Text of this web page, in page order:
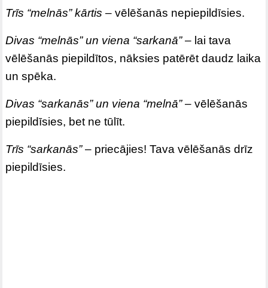
Trīs “melnās” kārtis – vēlēšanās nepiepildīsies.
Divas “melnās” un viena “sarkanā”– lai tava
vēlēšanās piepildītos, nāksies patērēt daudz laika
un spēka.
Divas “sarkanās” un viena “melnā”– vēlēšanās
piepildīsies, bet ne tūlīt.
Trīs “sarkanās”– priecājies! Tava vēlēšanās drīz
piepildīsies.